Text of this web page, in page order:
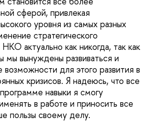
сферой, привлекая
уровня из самых разных
стратегического
актуально как никогда, так как
мы вынуждены развиваться и
возможности для этого развития в
кризисов. Я надеюсь, что все
навыки я смогу
в работе и приносить все
пользы своему делу.